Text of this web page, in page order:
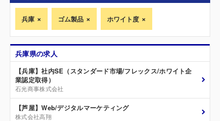
兵庫 ゴム製品 ホワイト度
兵庫県の求人
【兵庫】社内SE（スタンダード市場/フレックス/ホワイト企
業認定取得）
石光商事株式会社
【芦屋】Web/デジタルマーケティング
株式会社高翔